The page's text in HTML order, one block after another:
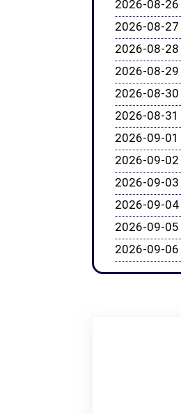
2026-08-26
2026-08-27
2026-08-28
2026-08-29
2026-08-30
2026-08-31
2026-09-01
2026-09-02
2026-09-03
2026-09-04
2026-09-05
2026-09-06